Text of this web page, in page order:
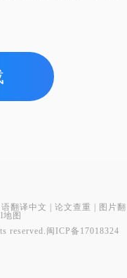
语翻译中文 | 论文查重 | 图片翻
地图
reserved. 闽ICP备17018324